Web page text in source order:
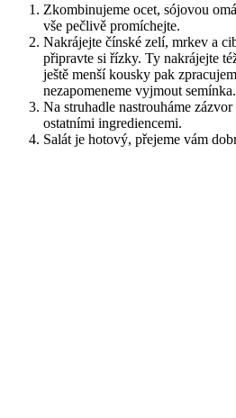
Zkombinujeme ocet, sójovou
vše pečlivě promíchejte.
Nakrájejte čínské zelí, mrkev a
připravte si řízky. Ty nakrájejte
ještě menší kousky pak
nezapomeneme vyjmout semínka.
Na struhadle nastrouháme
ostatními ingrediencemi.
Salát je hotový, přejeme vám